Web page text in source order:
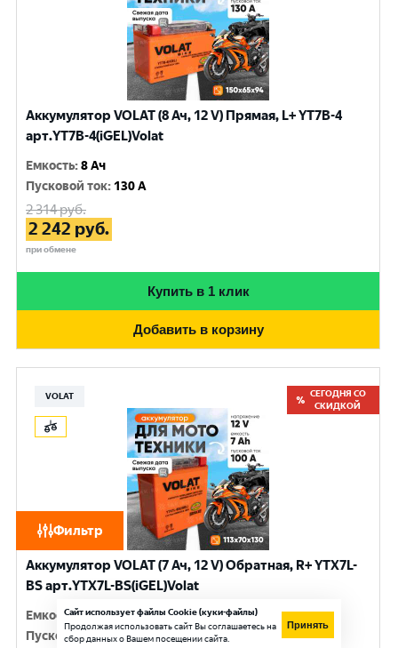
Фильтр
Аккумулятор VOLAT (8 Ач, 12 V) Прямая, L+ YT7B-4
арт.YT7B-4(iGEL)Volat
Емкость:8 Ач
Пусковой ток: 130 A
2 314руб.
2 242 руб.
при обмене
Купить в 1 клик
Добавить в корзину
VOLAT
СЕГОДНЯ СО
СКИДКОЙ
Аккумулятор VOLAT (7 Ач, 12 V) Обратная, R+ YTX7L-
BS арт.YTX7L-BS(iGEL)Volat
Емкость:7 Ач
Пусковой ток:100 A
Сайт использует файлы Cookie (куки-файлы)
Продолжая использовать сайт Вы соглашаетесь на
сбор данных о Вашем посещении сайта.
Принять